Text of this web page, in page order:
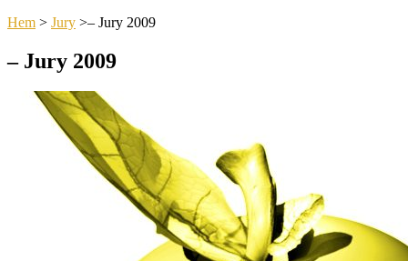
Hem > Jury >– Jury 2009
– Jury 2009